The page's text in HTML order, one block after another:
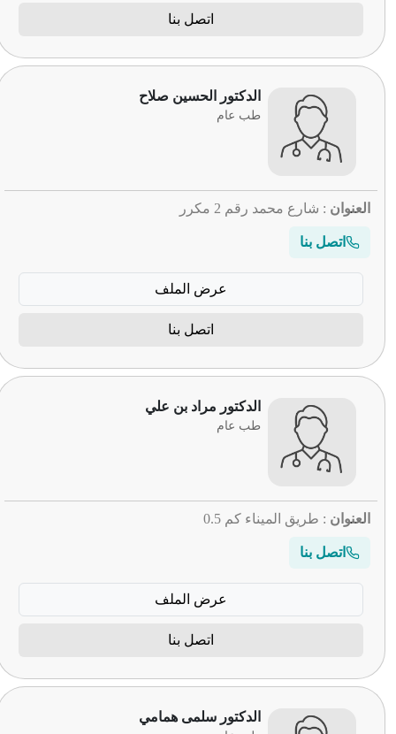
اتصل بنا
الدكتور الحسين صلاح
طب عام
العنوان : شارع محمد رقم 2 مكرر
اتصل بنا
عرض الملف
اتصل بنا
الدكتور مراد بن علي
طب عام
العنوان : طريق الميناء كم 0.5
اتصل بنا
عرض الملف
اتصل بنا
الدكتور سلمى همامي